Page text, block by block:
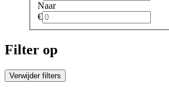
Naar
€
Filter op
Verwijder filters